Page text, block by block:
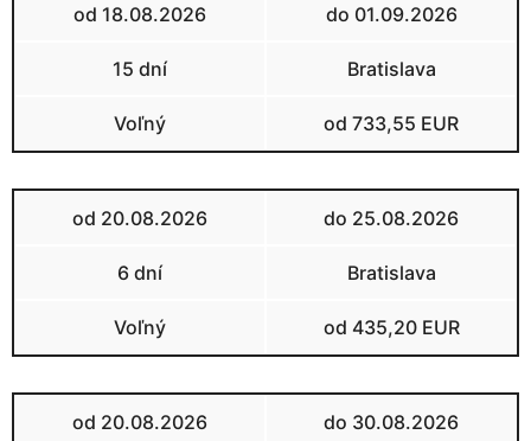
od 18.08.2026 do 01.09.2026
15 dní Bratislava
Voľný od 733,55 EUR
od 20.08.2026 do 25.08.2026
6 dní Bratislava
Voľný od 435,20 EUR
od 20.08.2026 do 30.08.2026